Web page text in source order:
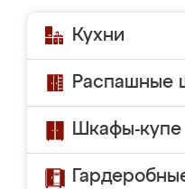
Кухни
Распашные
Шкафы-купе